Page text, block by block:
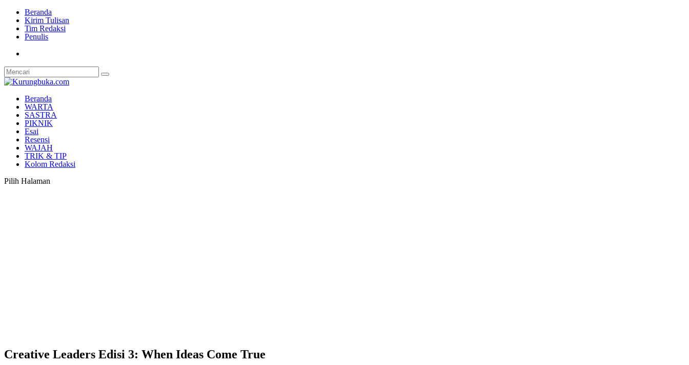
Beranda
Kirim Tulisan
Tim Redaksi
Penulis
Beranda
WARTA
SASTRA
PIKNIK
Esai
Resensi
WAJAH
TRIK & TIP
Kolom Redaksi
Pilih Halaman
Creative Leaders Edisi 3: When Ideas Come True